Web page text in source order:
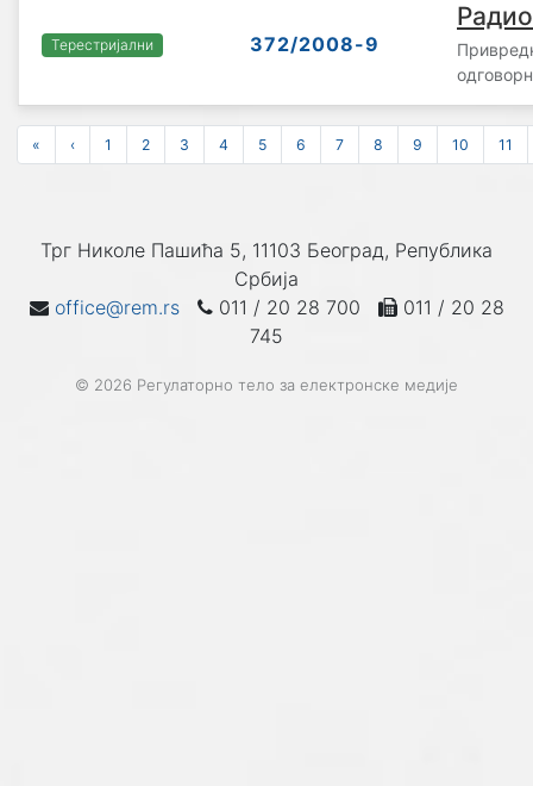
Терестријални 372/2008-9
« ‹ 1 2 3 4 5 6 7 8 9 10 11
Трг Николе Пашића 5, 11103 Београд, Република
Србија
office@rem.rs
011 / 20 28 700
011 / 20 28
745
© 2026 Регулаторно тело за електронске медије